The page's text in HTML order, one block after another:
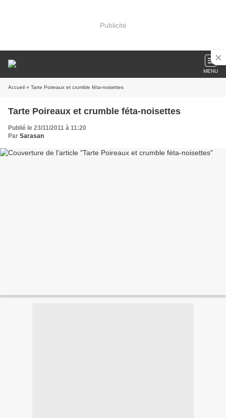
Publicité
MENU
Accueil » Tarte Poireaux et crumble féta-noisettes
Tarte Poireaux et crumble féta-noisettes
Publié le 23/11/2011 à 11:20
Par Sarasan